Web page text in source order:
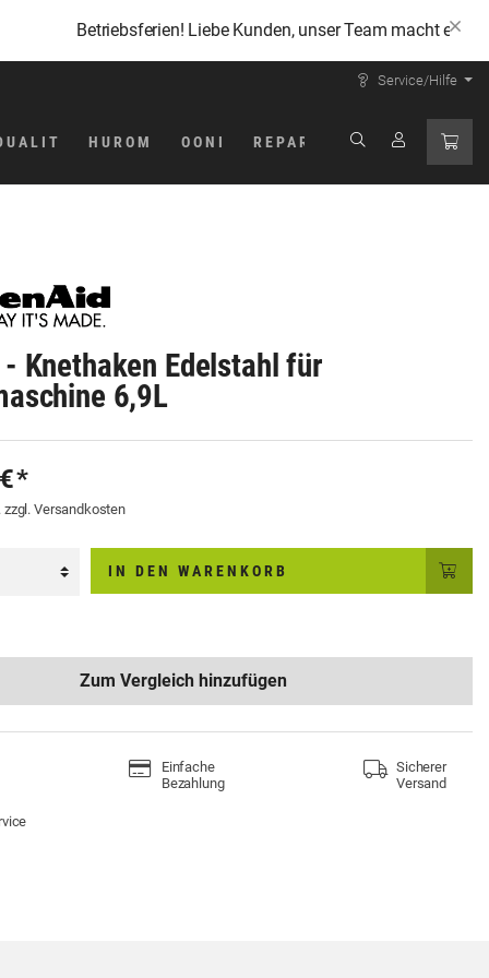
Betriebsferien! Liebe Kunden, unser Team macht eine
Service/Hilfe
HUROM OONI REPARATUR
- Knethaken Edelstahl für
6,9L
Versandkosten
IN DEN WARENKORB
Zum Vergleich hinzufügen
Einfache
Bezahlung
Sicherer
Versand